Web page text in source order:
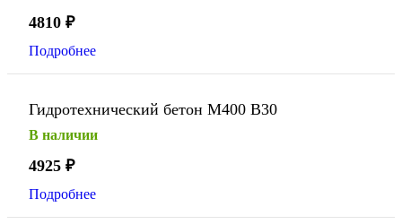
4810 ₽
Подробнее
Гидротехнический бетон М400 В30
В наличии
4925 ₽
Подробнее